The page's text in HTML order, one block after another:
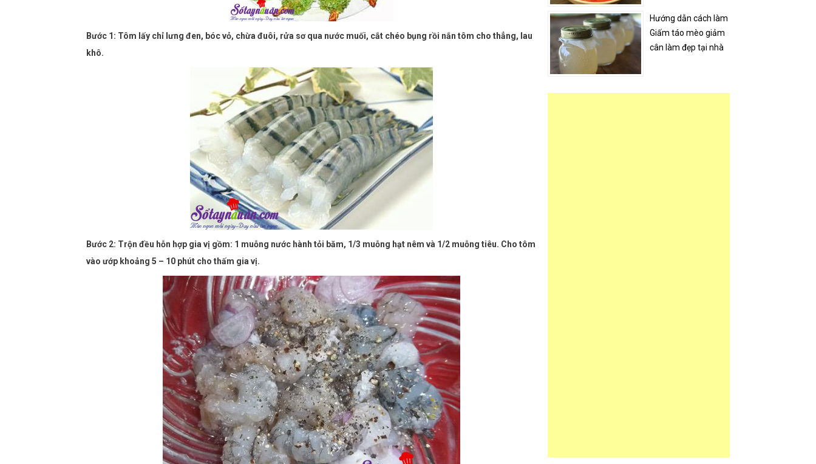
Bước 1: Tôm lấy chỉ lưng đen, bóc vỏ, chừa đuôi, rửa sơ qua nước muối, cắt chéo bụng rồi nắn tôm cho thẳng, lau
khô.
Bước 2: Trộn đều hỗn hợp gia vị gồm: 1 muỗng nước hành tỏi băm, 1/3 muỗng hạt nêm và 1/2 muỗng tiêu. Cho tôm
vào ướp khoảng 5 – 10 phút cho thấm gia vị.
Hướng dẫn cách làm
Giấm táo mèo giảm
cân làm đẹp tại nhà